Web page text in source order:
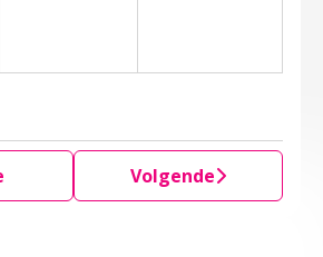
Volgende